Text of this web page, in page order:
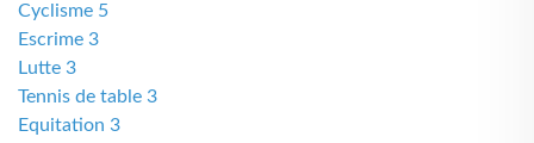
Cyclisme 5
Escrime 3
Lutte 3
Tennis de table 3
Equitation 3